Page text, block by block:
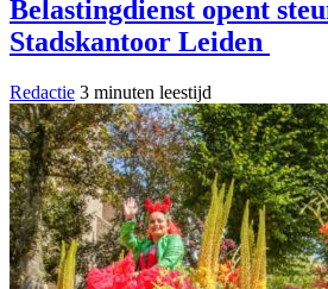
Belastingdienst opent
Stadskantoor Leiden
Redactie 3 minuten leestijd